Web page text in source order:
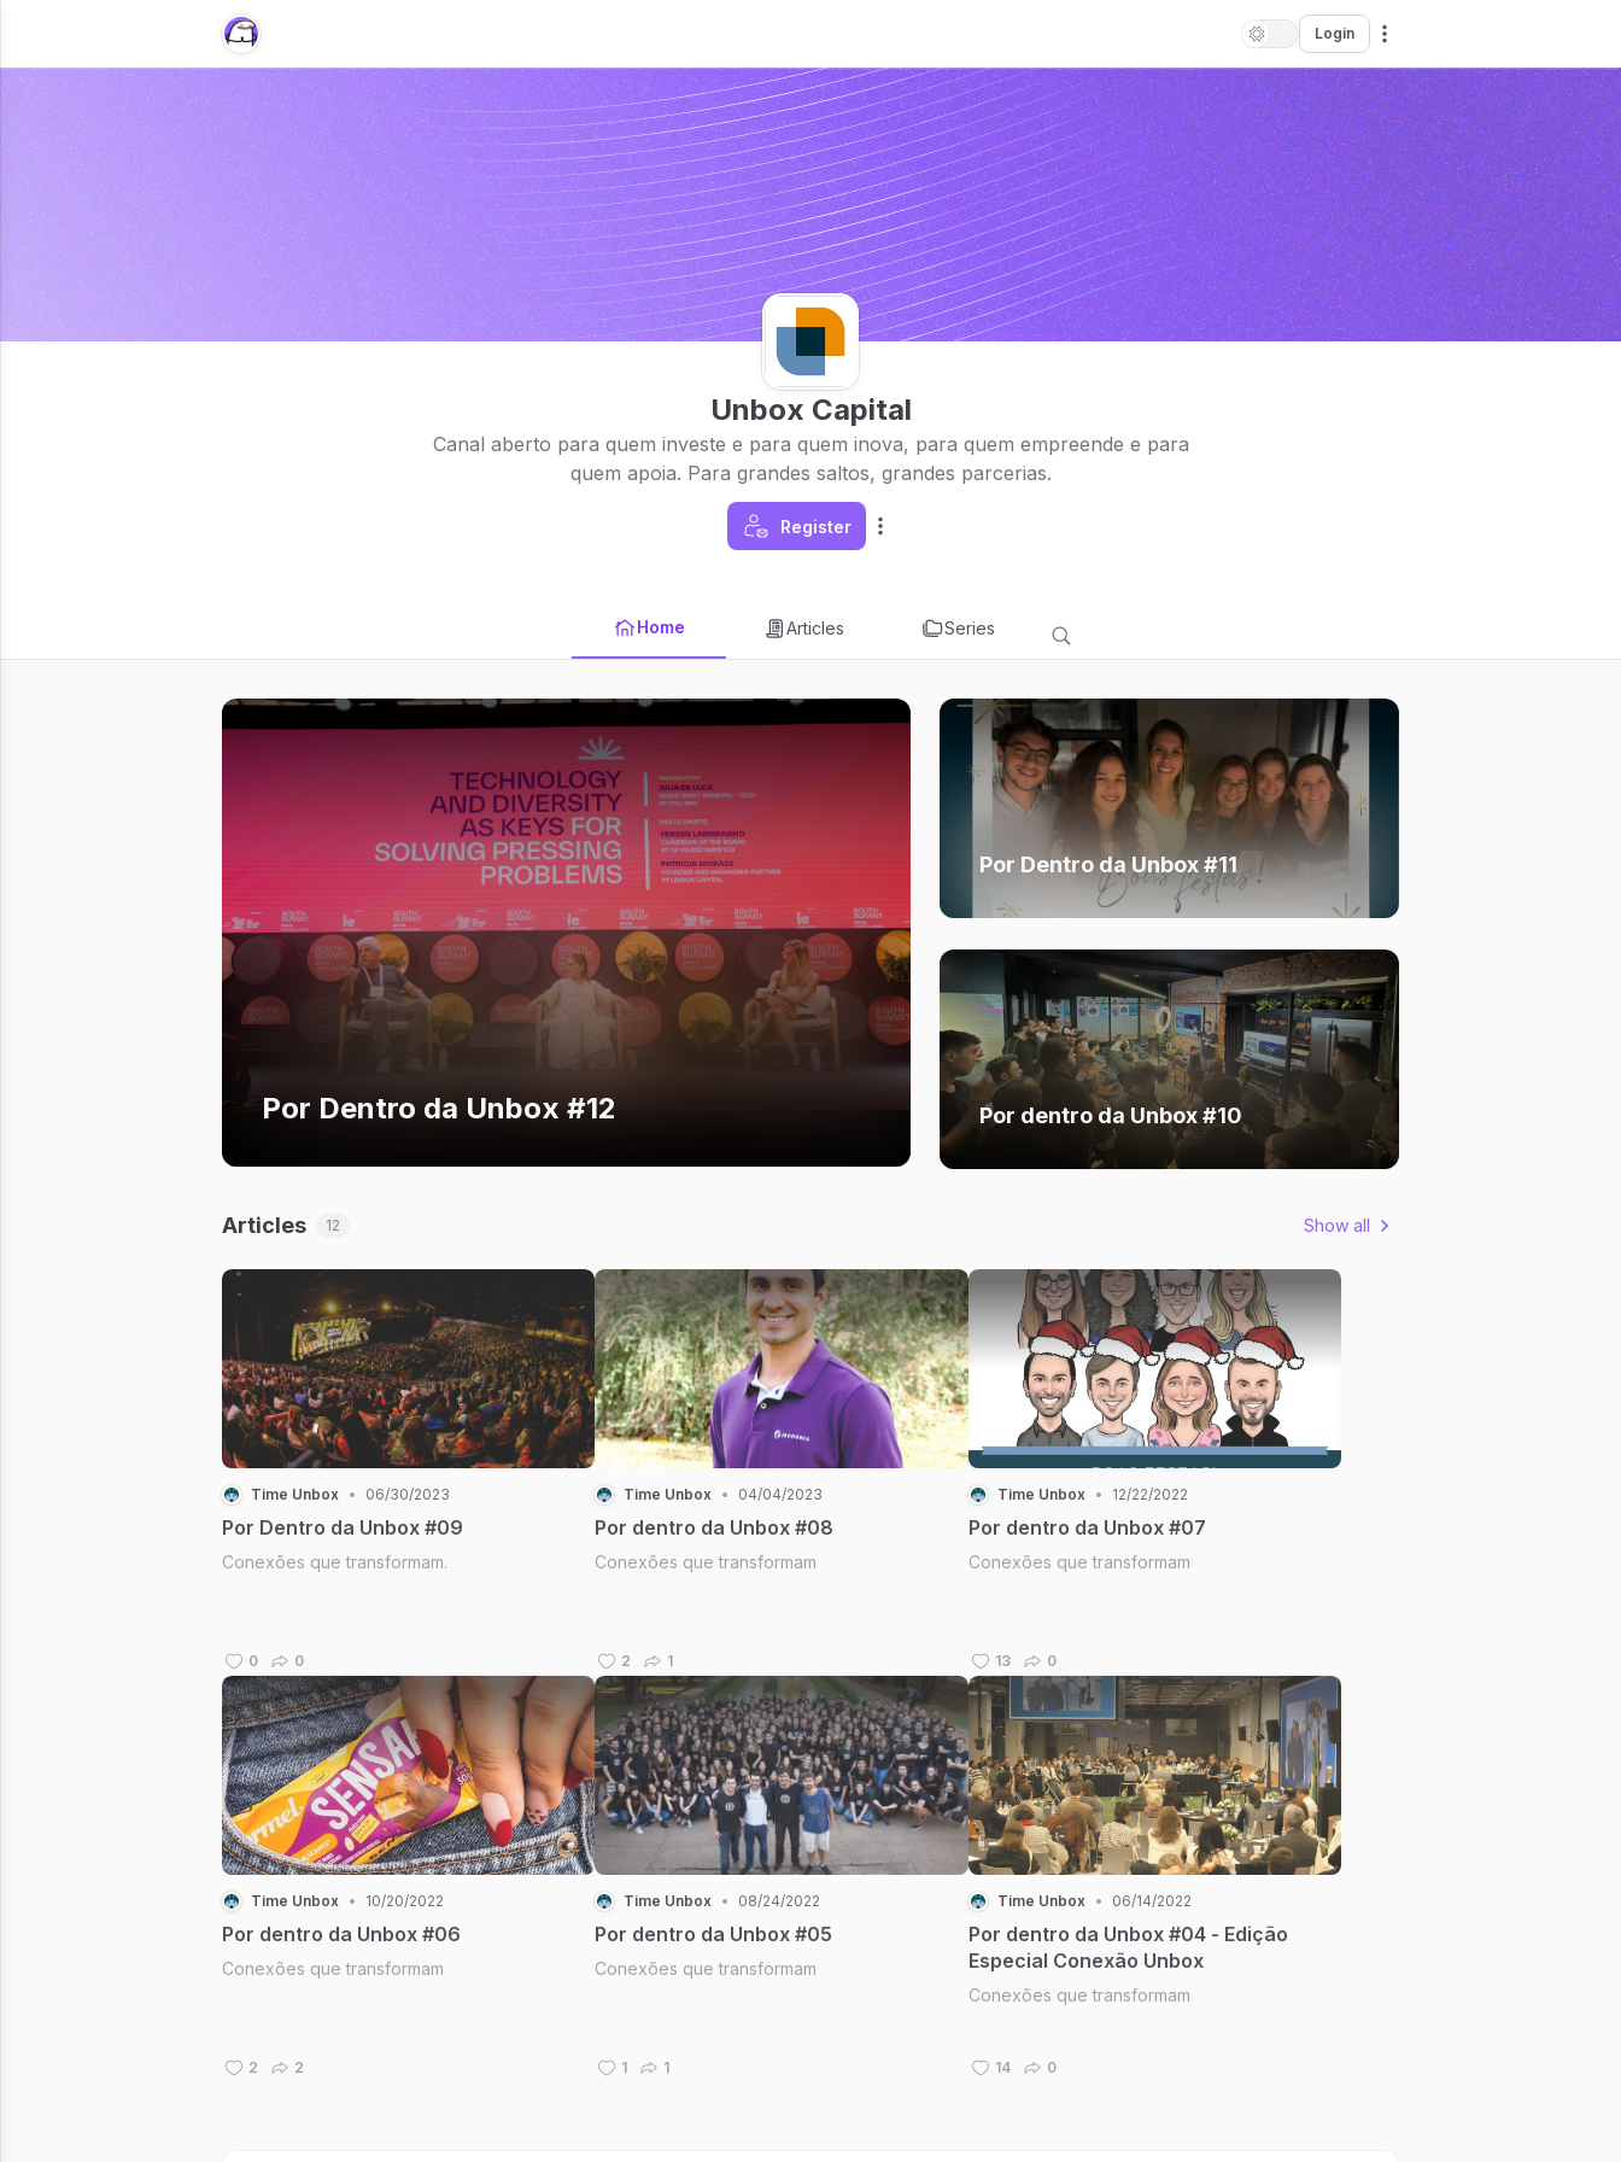
Login
Unbox Capital
Canal aberto para quem investe e para quem inova, para quem empreende e para
quem apoia. Para grandes saltos, grandes parcerias.
Register
Home Articles Series
Por Dentro da Unbox #12
Por Dentro da Unbox #11
Por dentro da Unbox #10
Articles 12 Show all
Time Unbox • 06/30/2023
Por Dentro da Unbox #09
Conexões que transformam.
0 0
Time Unbox • 04/04/2023
Por dentro da Unbox #08
Conexões que transformam
2 1
Time Unbox • 12/22/2022
Por dentro da Unbox #07
Conexões que transformam
13 0
Time Unbox • 10/20/2022
Por dentro da Unbox #06
Conexões que transformam
2 2
Time Unbox • 08/24/2022
Por dentro da Unbox #05
Conexões que transformam
1 1
Time Unbox • 06/14/2022
Por dentro da Unbox #04 - Edição
Especial Conexão Unbox
Conexões que transformam
14 0